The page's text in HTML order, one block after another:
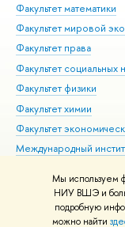
Мы используем
НИУ ВШЭ и
подробную
можно найти
Факультет математики
Факультет мировой
Факультет права
Факультет социальных
Факультет физики
Факультет химии
Факультет
Международный
Тихонова